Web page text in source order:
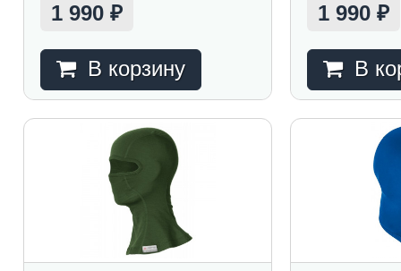
1 990 ₽
В корзину
1 990₽
В